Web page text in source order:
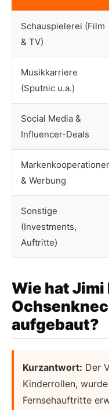
Schauspielerei (Film
& TV)
Musikkarriere
(Sputnic u.a.)
Social Media &
Influencer-Deals
& Werbung
Sonstige
(Investments,
Auftritte)
Wie hat Jimi
aufgebaut?
Kurzantwort: Der
Kinderrollen,
Fernsehauftritte